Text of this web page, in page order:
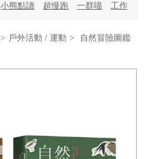
小熊點讀 超慢跑 一群喵 工作
> 戶外活動 / 運動 >
自然冒險圖鑑